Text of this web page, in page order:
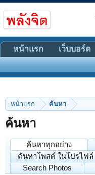
หน้าแรก ค้นหา
ค้นหา
ค้นหาทุกอย่าง
ค้นหาโพสต์ ในโปรไฟล์
Search Photos
หน้าแรก เว็บบอร์ด